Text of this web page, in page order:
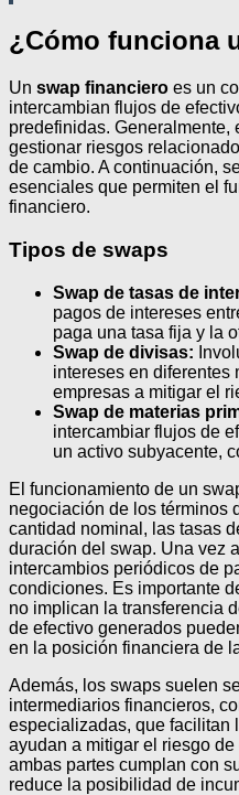
¿Cómo funciona
Un swap financiero es un
intercambian flujos de
predefinidas. Generalmente,
gestionar riesgos
de cambio. A continuación,
esenciales que permiten el
financiero.
Tipos de swaps
Swap de tasas de
pagos de intereses
paga una tasa fija y la
Swap de divisas:
intereses en diferentes
empresas a mitigar el
Swap de materias
intercambiar flujos de
un activo subyacente,
El funcionamiento de un
negociación de los términos
cantidad nominal, las tasas
duración del swap. Una vez
intercambios periódicos de
condiciones. Es importante
no implican la transferencia
de efectivo generados
en la posición financiera de
Además, los swaps suelen
intermediarios financieros,
especializadas, que facilitan
ayudan a mitigar el riesgo
ambas partes cumplan con
reduce la posibilidad de